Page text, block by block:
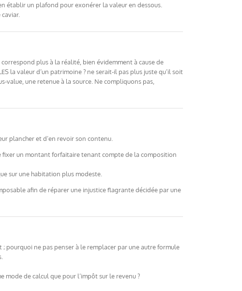
établir un plafond pour exonérer la valeur en dessous.
plus à la réalité, bien évidemment à cause de
la valeur d’un patrimoine ? ne serait-il pas plus juste qu’il soit
une retenue à la source. Ne compliquons pas,
plancher et d’en revoir son contenu.
fixer un montant forfaitaire tenant compte de la composition
sur une habitation plus modeste.
afin de réparer une injustice flagrante décidée par une
ne pas penser à le remplacer par une autre formule
mode de calcul que pour l’impôt sur le revenu ?